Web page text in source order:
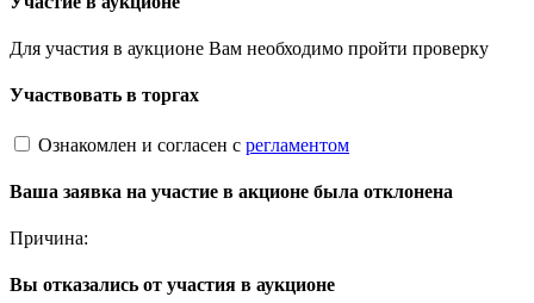
Для участия в аукционе Вам необходимо пройти проверку
Участвовать в торгах
Ознакомлен и согласен с регламентом
Ваша заявка на участие в акционе была отклонена
Причина:
Вы отказались от участия в аукционе